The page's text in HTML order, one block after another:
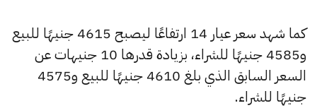
كما شهد سعر عيار 14 ارتفاعًا ليصبح 4615 جنيهًا للبيع
و4585 جنيهًا للشراء، بزيادة قدرها 10 جنيهات عن
السعر السابق الذي بلغ 4610 جنيهًا للبيع و4575
جنيهًا للشراء.